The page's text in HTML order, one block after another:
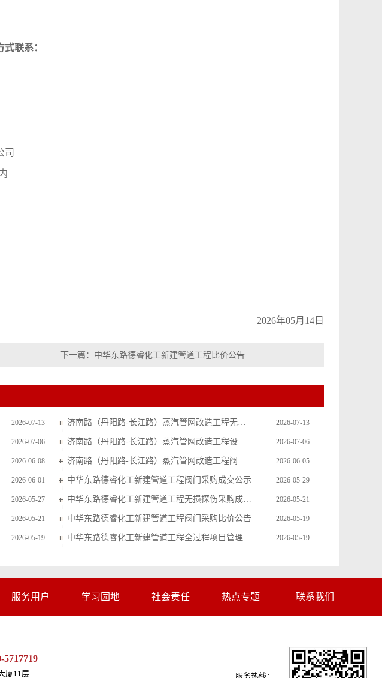
联系：
司
2026年05月14日
下一篇： 中华东路德睿化工新建管道工程比价公告
2026-07-13 2026-07-13
济南路（丹阳路-长江路）蒸汽管网改造工程无损探伤及超声波检测采购成交公示
2026-07-06 2026-07-06
济南路（丹阳路-长江路）蒸汽管网改造工程设计采购比价公告
2026-06-08 2026-06-05
济南路（丹阳路-长江路）蒸汽管网改造工程阀门采购成交公示
2026-06-01 2026-05-29
中华东路德睿化工新建管道工程阀门采购成交公示
2026-05-27 2026-05-21
中华东路德睿化工新建管道工程无损探伤采购成交公示
2026-05-21 2026-05-19
中华东路德睿化工新建管道工程阀门采购比价公告
2026-05-19 2026-05-19
中华东路德睿化工新建管道工程全过程项目管理咨询服务成交公示
服务用户 学习园地 社会责任 热点专题 联系我们
5717719
厦11层 服务热线：